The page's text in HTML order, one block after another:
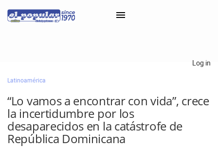
Classifieds
Categorías
Iniciar sesión con Clascal
Log in
Latinoamérica
“Lo vamos a encontrar con vida”, crece
la incertidumbre por los
desaparecidos en la catástrofe de
República Dominicana